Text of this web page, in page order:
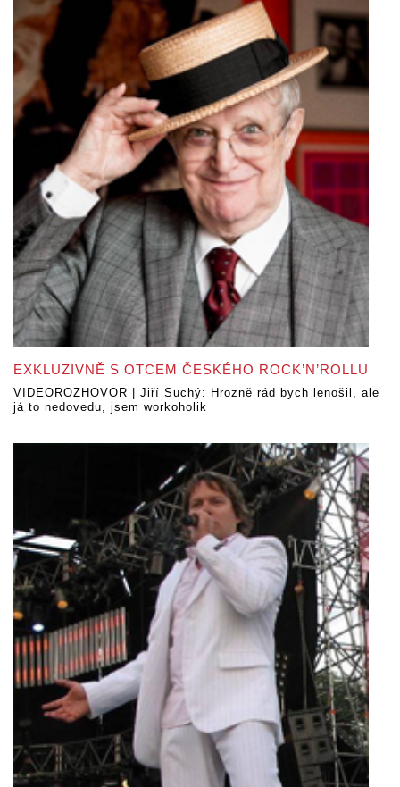
EXKLUZIVNĚ S OTCEM ČESKÉHO ROCK’N’ROLLU
VIDEOROZHOVOR | Jiří Suchý: Hrozně rád bych lenošil, ale
já to nedovedu, jsem workoholik